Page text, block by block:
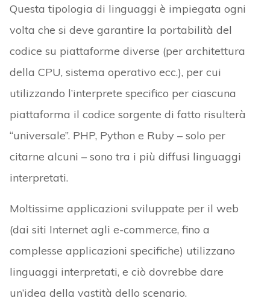
Questa tipologia di linguaggi è impiegata ogni
volta che si deve garantire la portabilità del
codice su piattaforme diverse (per architettura
della CPU, sistema operativo ecc.), per cui
utilizzando l’interprete specifico per ciascuna
piattaforma il codice sorgente di fatto risulterà
“universale”. PHP, Python e Ruby – solo per
citarne alcuni – sono tra i più diffusi linguaggi
interpretati.
Moltissime applicazioni sviluppate per il web
(dai siti Internet agli e-commerce, fino a
complesse applicazioni specifiche) utilizzano
linguaggi interpretati, e ciò dovrebbe dare
un’idea della vastità dello scenario.